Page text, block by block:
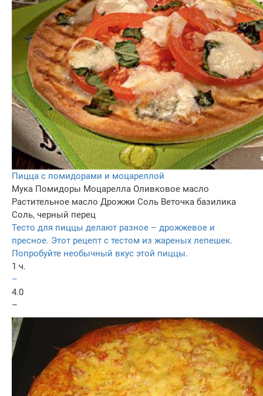
Пицца с помидорами и моцареллой
Мука Помидоры Моцарелла Оливковое масло
Растительное масло Дрожжи Соль Веточка базилика
Соль, черный перец
Тесто для пиццы делают разное – дрожжевое и
пресное. Этот рецепт с тестом из жареных лепешек.
Попробуйте необычный вкус этой пиццы.
1 ч.
–
4.0
–